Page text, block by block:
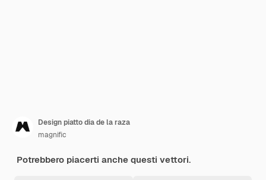
Design piatto dia de la raza
magnific
Potrebbero piacerti anche questi vettori.